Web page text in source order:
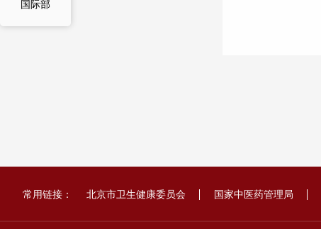
常用链接： 北京市卫生健康委员会 国家中医药管理局
国际部